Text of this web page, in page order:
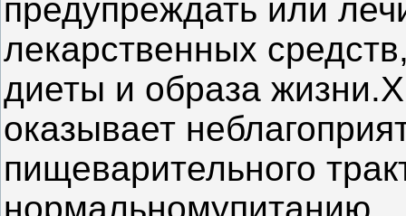
предупреждать или
лекарственных
диеты и образа
оказывает
пищеварительного